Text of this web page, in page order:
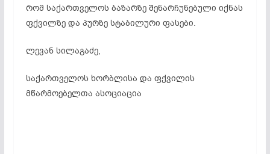
რომ საქართველოს ბაზარზე შენარჩუნებული იქნას
ფქვილზე და პურზე სტაბილური ფასები.
ლევან სილაგაძე,
საქართველოს ხორბლისა და ფქვილის
მწარმოებელთა ასოციაცია